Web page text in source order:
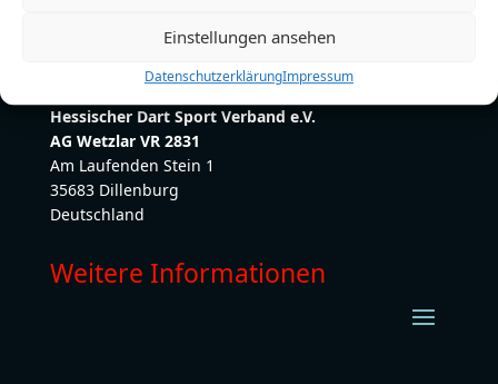
Einstellungen ansehen
DatenschutzerklärungImpressum
Hessischer Dart Sport Verband e.V.
AG Wetzlar VR 2831
Am Laufenden Stein 1
35683 Dillenburg
Deutschland
Weitere Informationen